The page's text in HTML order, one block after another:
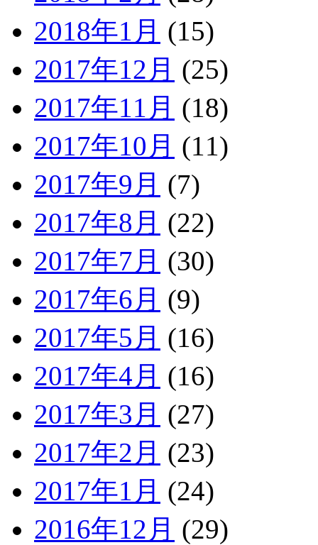
2018年1月 (15)
2017年12月 (25)
2017年11月 (18)
2017年10月 (11)
2017年9月 (7)
2017年8月 (22)
2017年7月 (30)
2017年6月 (9)
2017年5月 (16)
2017年4月 (16)
2017年3月 (27)
2017年2月 (23)
2017年1月 (24)
2016年12月 (29)